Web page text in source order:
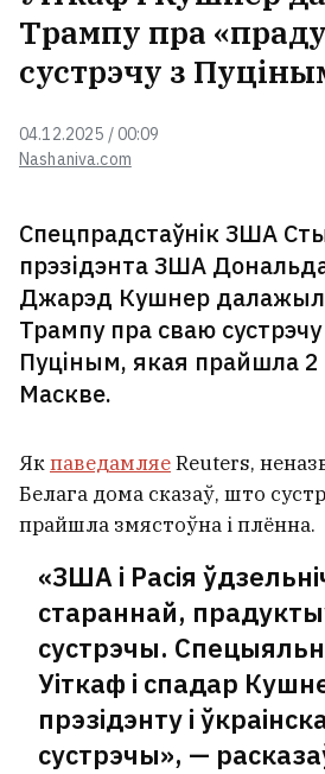
Nashaniva.com
04.12.2025 / 00:09
Трампу пра
сустрэчу з
Спецпрадстаўнік ЗША
прэзідэнта ЗША
Джарэд Кушнер
Трампу пра сваю
Пуціным, якая прайшла
Маскве.
ЯкпаведамляеReuters,
Белага дома сказаў, што
прайшла змястоўна і плённа.
«ЗША і Расія
стараннай,
сустрэчы.
Уіткаф і спадар
прэзідэнту і
сустрэчы», —
адпачынку ў Пружанах
ахоўнікамі мінскага метро,
вынеслі лагодны прысуд
Мінскія ўлады паказалі, як
утылізуюць кінутыя машыны
ВІДЭА
«Беларусьфільм» распачаў
здымкі серыяла пра міліцыю,
на слязу
У Мінску жорстка
крымінальнага